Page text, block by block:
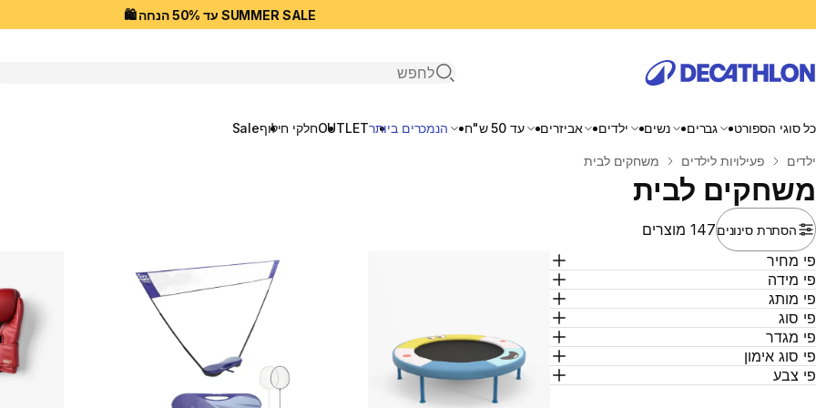
SUMMER SALE עד 50% הנחה 🛍️
פתיחת חיפוש
כל סוגי הספורט גברים נשים ילדים אביזרים עד 50 ש"ח הנמכרים ביותרOUTLETחלקי חילוףSale
בית
ילדים פעילויות לילדים משחקים לבית
משחקים לבית
הסתרת סינונים147 מוצרים
מחיר
מידה
מותג
סוג
מגדר
סוג אימון
צבע